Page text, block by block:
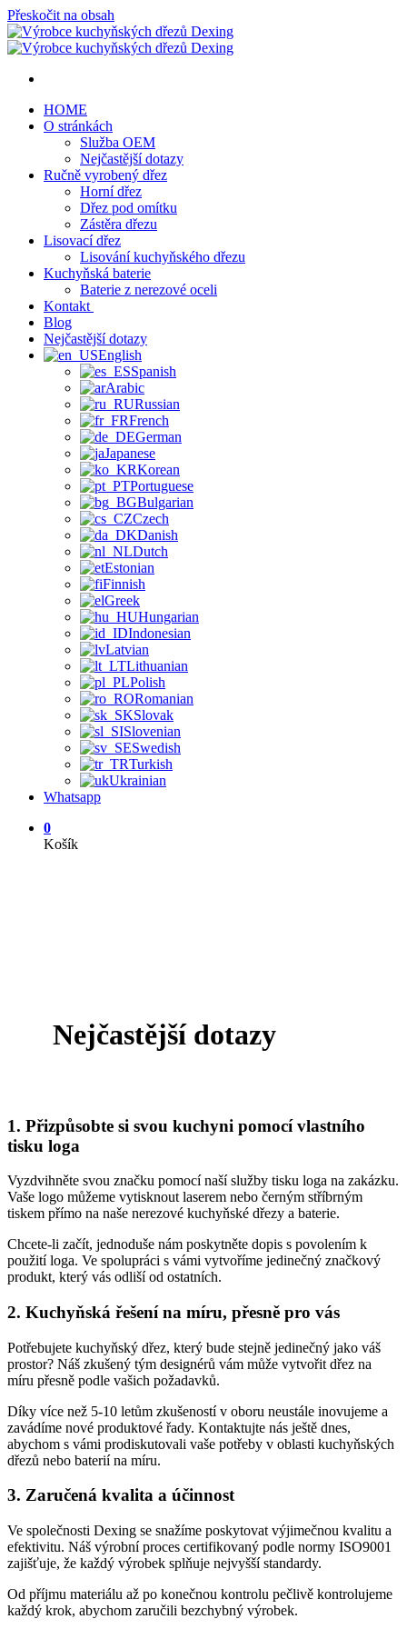
Přeskočit na obsah
HOME
O stránkách
Služba OEM
Nejčastější dotazy
Ručně vyrobený dřez
Horní dřez
Dřez pod omítku
Zástěra dřezu
Lisovací dřez
Lisování kuchyňského dřezu
Kuchyňská baterie
Baterie z nerezové oceli
Kontakt
Blog
Nejčastější dotazy
English
Spanish
Arabic
Russian
French
German
Japanese
Korean
Portuguese
Bulgarian
Czech
Danish
Dutch
Estonian
Finnish
Greek
Hungarian
Indonesian
Latvian
Lithuanian
Polish
Romanian
Slovak
Slovenian
Swedish
Turkish
Ukrainian
Whatsapp
0
Košík
Nejčastější dotazy
1. Přizpůsobte si svou kuchyni pomocí vlastního
tisku loga
Vyzdvihněte svou značku pomocí naší služby tisku loga na zakázku.
Vaše logo můžeme vytisknout laserem nebo černým stříbrným
tiskem přímo na naše nerezové kuchyňské dřezy a baterie.
Chcete-li začít, jednoduše nám poskytněte dopis s povolením k
použití loga. Ve spolupráci s vámi vytvoříme jedinečný značkový
produkt, který vás odliší od ostatních.
2. Kuchyňská řešení na míru, přesně pro vás
Potřebujete kuchyňský dřez, který bude stejně jedinečný jako váš
prostor? Náš zkušený tým designérů vám může vytvořit dřez na
míru přesně podle vašich požadavků.
Díky více než 5-10 letům zkušeností v oboru neustále inovujeme a
zavádíme nové produktové řady. Kontaktujte nás ještě dnes,
abychom s vámi prodiskutovali vaše potřeby v oblasti kuchyňských
dřezů nebo baterií na míru.
3. Zaručená kvalita a účinnost
Ve společnosti Dexing se snažíme poskytovat výjimečnou kvalitu a
efektivitu. Náš výrobní proces certifikovaný podle normy ISO9001
zajišťuje, že každý výrobek splňuje nejvyšší standardy.
Od příjmu materiálu až po konečnou kontrolu pečlivě kontrolujeme
každý krok, abychom zaručili bezchybný výrobek.